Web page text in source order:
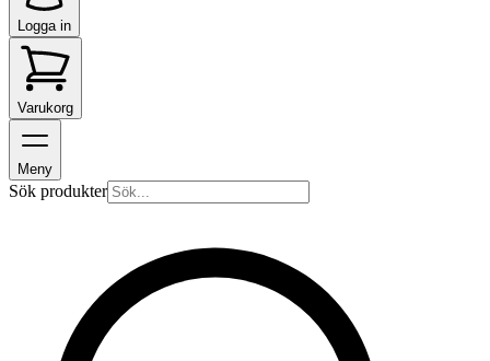
Logga in
Varukorg
Meny
Sök produkter